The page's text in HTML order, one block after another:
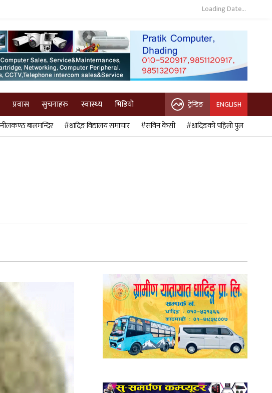
Loading Date...
प्रवास सुचनाहरु स्वास्थ्य भिडियो ट्रेन्डिङ ENGLISH
बालमन्दिर #धादिङ विद्यालय समाचार #सविन केसी #धादिङको पहिलो पुल